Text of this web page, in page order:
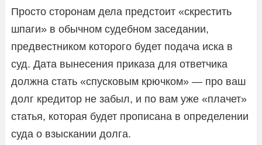
Просто сторонам дела предстоит «скрестить
шпаги» в обычном судебном заседании,
предвестником которого будет подача иска в
суд. Дата вынесения приказа для ответчика
должна стать «спусковым крючком» — про ваш
долг кредитор не забыл, и по вам уже «плачет»
статья, которая будет прописана в определении
суда о взыскании долга.